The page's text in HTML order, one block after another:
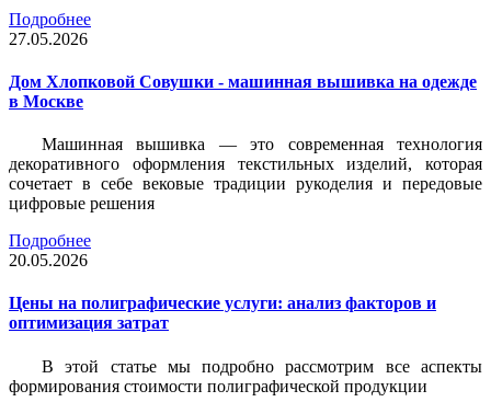
Подробнее
27.05.2026
Дом Хлопковой Совушки - машинная вышивка на одежде
в Москве
Машинная вышивка — это современная технология
декоративного оформления текстильных изделий, которая
сочетает в себе вековые традиции рукоделия и передовые
цифровые решения
Подробнее
20.05.2026
Цены на полиграфические услуги: анализ факторов и
оптимизация затрат
В этой статье мы подробно рассмотрим все аспекты
формирования стоимости полиграфической продукции